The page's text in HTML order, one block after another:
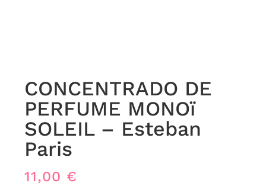
CONCENTRADO DE
PERFUME MONOï
SOLEIL – Esteban
Paris
11,00 €